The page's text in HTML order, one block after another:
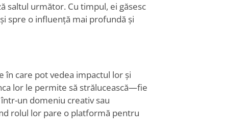
saltul următor. Cu timpul, ei găsesc
spre o influență mai profundă și
în care pot vedea impactul lor și
lor le permite să strălucească—fie
un domeniu creativ sau
rolul lor pare o platformă pentru